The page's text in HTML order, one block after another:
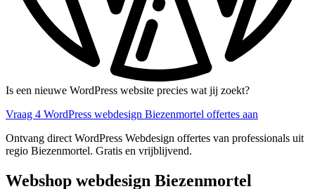
Is een nieuwe WordPress website precies wat jij zoekt?
Vraag 4 WordPress webdesign Biezenmortel offertes aan
Ontvang direct WordPress Webdesign offertes van professionals uit
regio Biezenmortel. Gratis en vrijblijvend.
Webshop webdesign Biezenmortel